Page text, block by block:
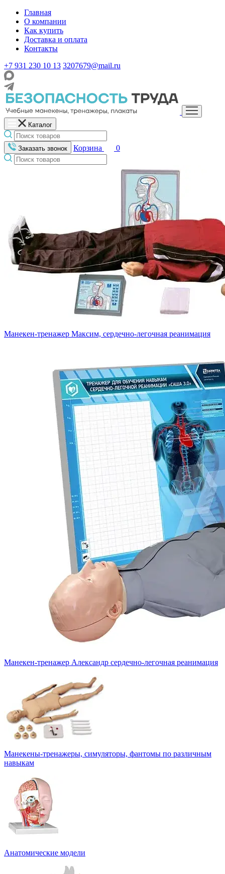
Главная
О компании
Как купить
Доставка и оплата
Контакты
+7 931 230 10 13 3207679@mail.ru
Каталог
Заказать звонок Корзина 0
Манекен-тренажер Максим, сердечно-легочная реанимация
Манекен-тренажер Александр сердечно-легочная реанимация
Манекены-тренажеры, симуляторы, фантомы по различным
навыкам
Анатомические модели